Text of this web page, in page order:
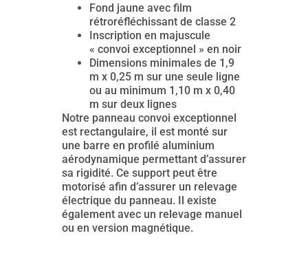
Fond jaune avec film
rétroréfléchissant de classe 2
Inscription en majuscule
« convoi exceptionnel » en noir
Dimensions minimales de 1,9
m x 0,25 m sur une seule ligne
ou au minimum 1,10 m x 0,40
m sur deux lignes
Notre panneau convoi exceptionnel
est rectangulaire, il est monté sur
une barre en profilé aluminium
aérodynamique permettant d’assurer
sa rigidité. Ce support peut être
motorisé afin d’assurer un relevage
électrique du panneau. Il existe
également avec un relevage manuel
ou en version magnétique.